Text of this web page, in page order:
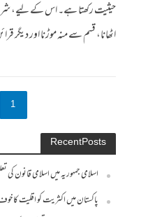
حیثیت رکھتا ہے۔ اس کے لیے،
اٹھانا، قسم سے منہ موڑنا اور دیگر
1
Recent Posts
اسلامی جمہوریہ میں اسلامی قانون کی
پاکستان میں اکثریت کو اقلیت کا